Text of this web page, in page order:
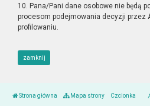
10. Pana/Pani dane osobowe nie będą
procesom podejmowania decyzji przez
profilowaniu.
zamknij
Strona główna Mapa strony Czcionka